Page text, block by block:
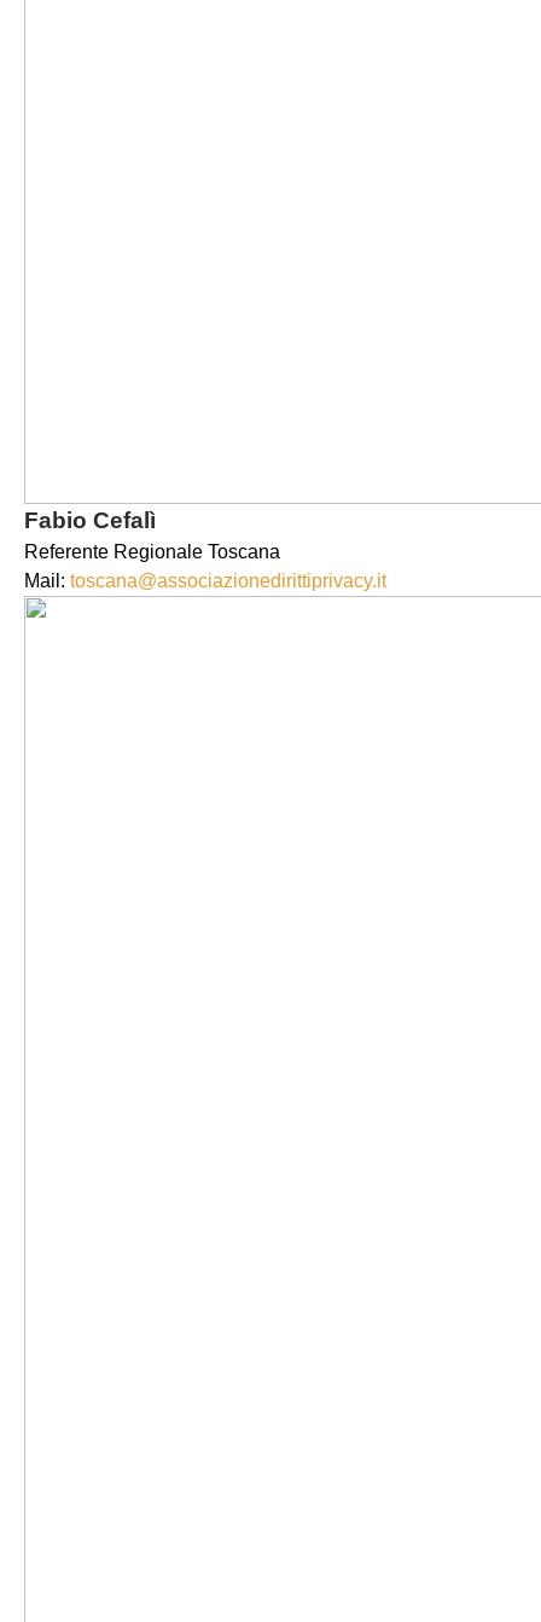
Fabio Cefalì
Referente Regionale Toscana
Mail: toscana@associazionedirittiprivacy.it